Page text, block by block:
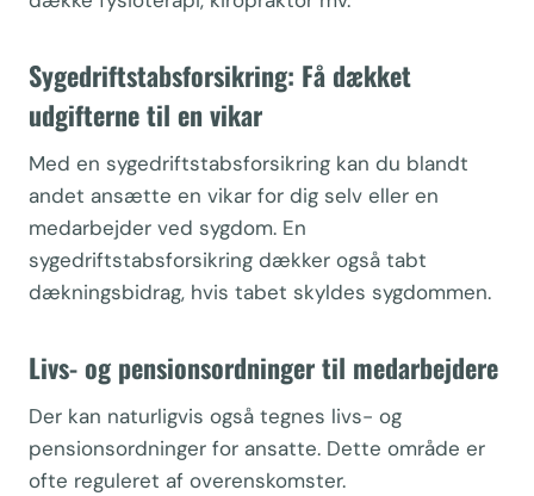
Sygedriftstabsforsikring: Få dækket
udgifterne til en vikar
Med en sygedriftstabsforsikring kan du blandt
andet ansætte en vikar for dig selv eller en
medarbejder ved sygdom. En
sygedriftstabsforsikring dækker også tabt
dækningsbidrag, hvis tabet skyldes sygdommen.
Livs- og pensionsordninger til medarbejdere
Der kan naturligvis også tegnes livs- og
pensionsordninger for ansatte. Dette område er
ofte reguleret af overenskomster.